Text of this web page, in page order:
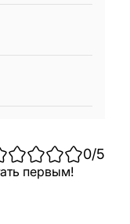
0/5
первым!